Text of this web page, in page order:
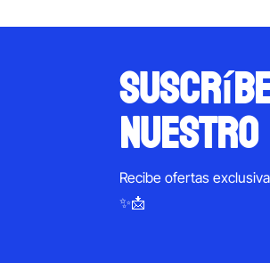
Recibe ofertas
✨📩